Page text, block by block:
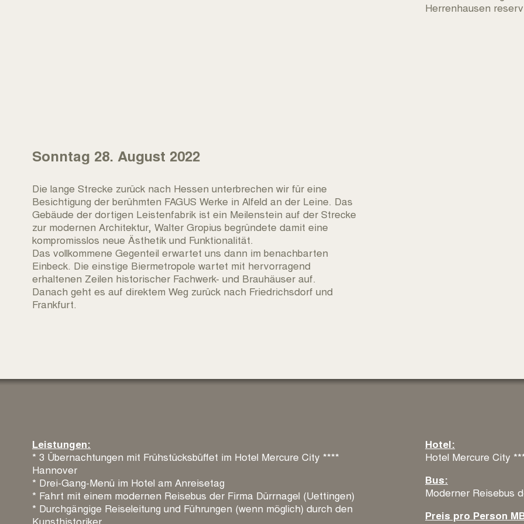
Herrenhausen
Sonntag 28. August 2022
Die lange Strecke zurück nach Hessen unterbrechen wir für eine
Besichtigung der berühmten FAGUS Werke in Alfeld an der Leine. Das
Gebäude der dortigen Leistenfabrik ist ein Meilenstein auf der Strecke
zur modernen Architektur, Walter Gropius begründete damit eine
kompromisslos neue Ästhetik und Funktionalität.
Das vollkommene Gegenteil erwartet uns dann im benachbarten
Einbeck. Die einstige Biermetropole wartet mit hervorragend
erhaltenen Zeilen historischer Fachwerk- und Brauhäuser auf.
Danach geht es auf direktem Weg zurück nach Friedrichsdorf und
Frankfurt.
Leistungen:
* 3 Übernachtungen mit Frühstücksbüffet im Hotel Mercure City ****
Hannover
* Drei-Gang-Menü im Hotel am Anreisetag
* Fahrt mit einem modernen Reisebus der Firma Dürrnagel (Uettingen)
* Durchgängige Reiseleitung und Führungen (wenn möglich) durch den
Kunsthistoriker
Hotel:
Hotel Mercure City
Bus:
Moderner Reisebus
Preis pro Person